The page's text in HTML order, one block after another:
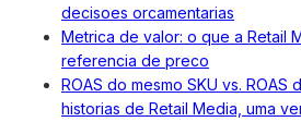
decisoes orcamentarias
Metrica de valor: o que a Retail
referencia de preco
ROAS do mesmo SKU vs. ROAS
historias de Retail Media, uma